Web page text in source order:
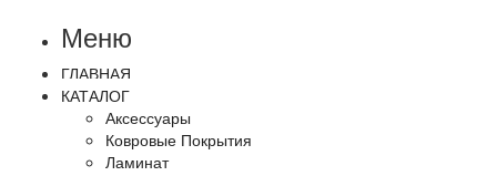
Меню
ГЛАВНАЯ
КАТАЛОГ
Аксессуары
Ковровые Покрытия
Ламинат